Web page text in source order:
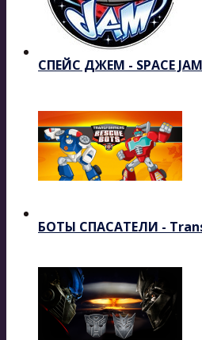
СПЕЙС ДЖЕМ - SPACE JAM
БОТЫ СПАСАТЕЛИ -